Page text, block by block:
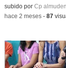
Contenido educativo.
subido por Cp
-hace 2 meses- 87